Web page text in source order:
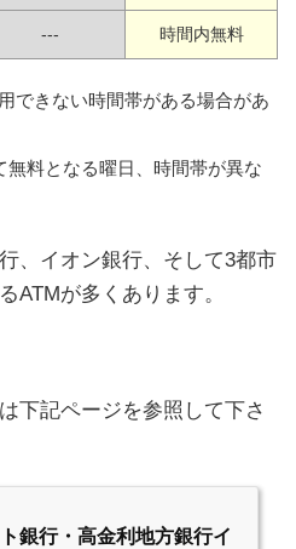
--- 時間内無料
できない時間帯がある場合があ
料となる曜日、時間帯が異な
、イオン銀行、そして3都市
ATMが多くあります。
下記ページを参照して下さ
銀行・高金利地方銀行イ